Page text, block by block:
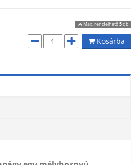
Max. rendelhető5db
Kosárba